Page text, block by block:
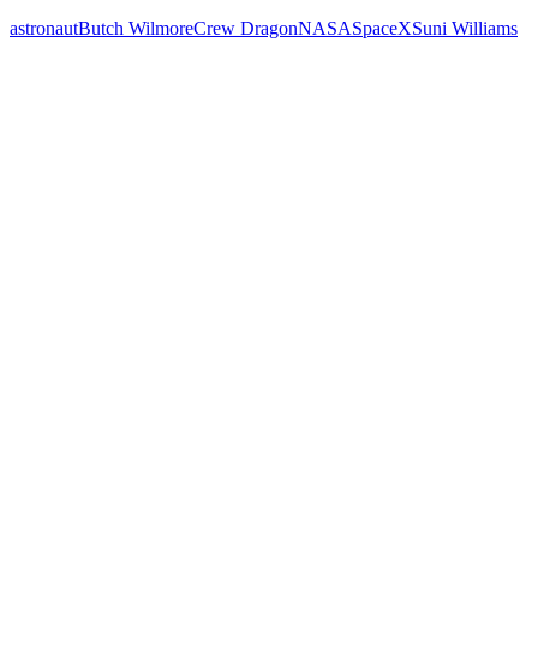
astronautButch WilmoreCrew DragonNASASpaceXSuni Williams